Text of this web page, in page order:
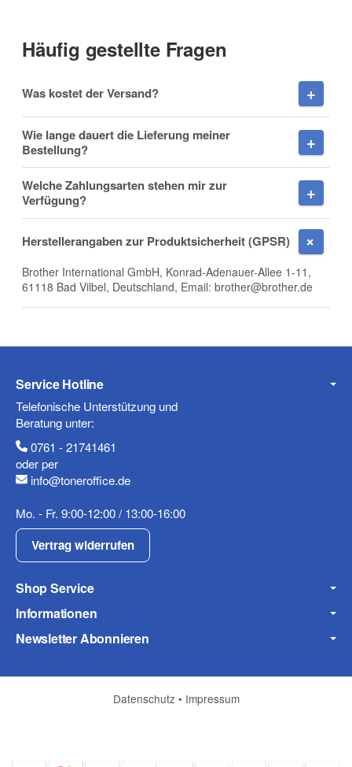
Nachname
Firma
Telefon
Mobiltelefon
Fax
Häufig gestellte Fragen
Was kostet der Versand?
Wie lange dauert die Lieferung meiner
Bestellung?
Welche Zahlungsarten stehen mir zur
Verfügung?
Herstellerangaben zur Produktsicherheit (GPSR)
Brother International GmbH, Konrad-Adenauer-Allee 1-11,
61118 Bad Vilbel, Deutschland, Email: brother@brother.de
Service Hotline
Telefonische Unterstützung und
Beratung unter:
0761 - 21741461
oder per
info@toneroffice.de
Mo. - Fr. 9:00-12:00 / 13:00-16:00
Vertrag widerrufen
Shop Service
Informationen
Newsletter Abonnieren
Datenschutz • Impressum